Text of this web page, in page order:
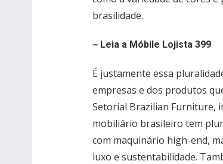
brasilidade.
– Leia a Móbile Lojista 399
É justamente essa
empresas e dos produtos
Setorial Brazilian Furniture,
mobiliário brasileiro tem
com maquinário high-end,
luxo e sustentabilidade.